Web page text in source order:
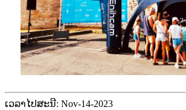
ເວລາໄປສະນີ: Nov-14-2023